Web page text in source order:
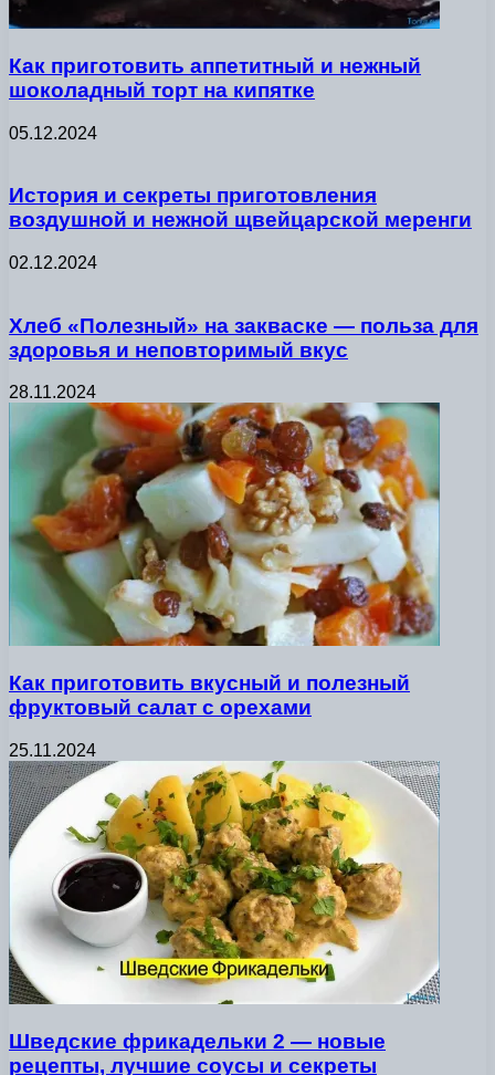
Как приготовить аппетитный и нежный
шоколадный торт на кипятке
05.12.2024
История и секреты приготовления
воздушной и нежной щвейцарской меренги
02.12.2024
Хлеб «Полезный» на закваске — польза для
здоровья и неповторимый вкус
28.11.2024
Как приготовить вкусный и полезный
фруктовый салат с орехами
25.11.2024
Шведские фрикадельки 2 — новые
рецепты, лучшие соусы и секреты